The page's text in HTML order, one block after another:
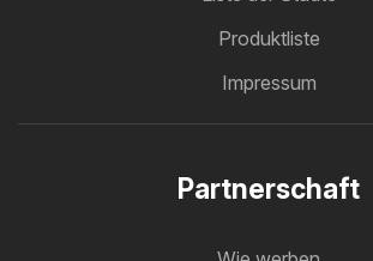
Produktliste
Impressum
Partnerschaft